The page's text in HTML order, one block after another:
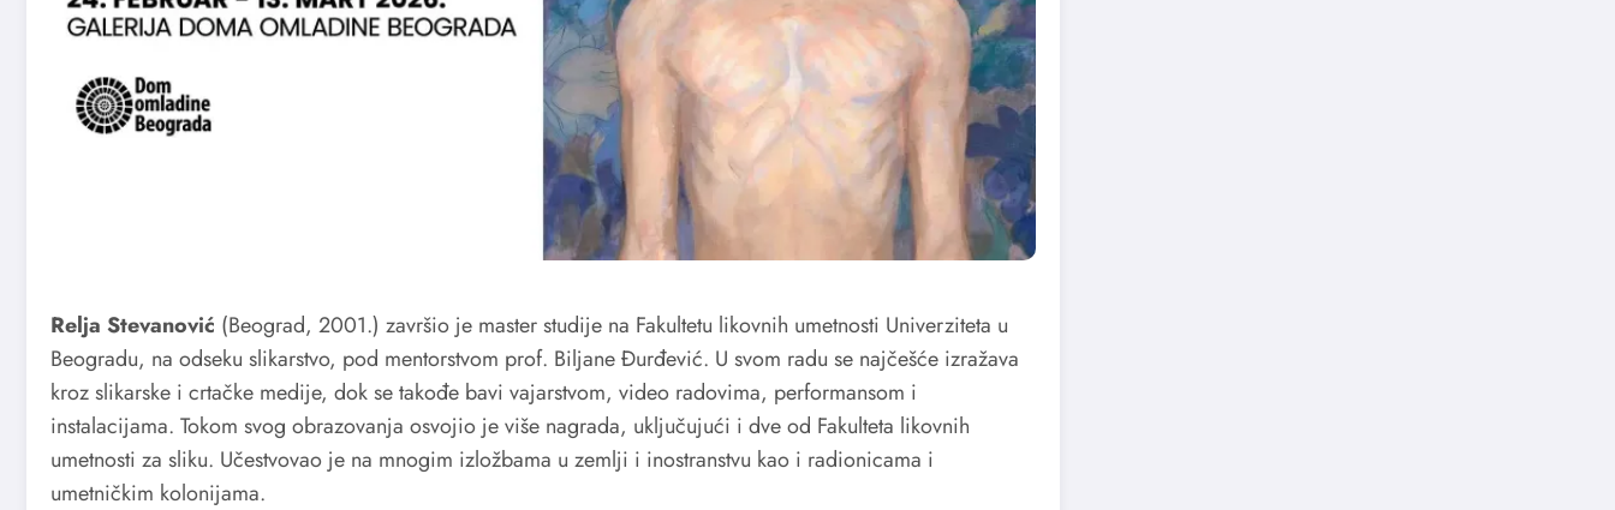
Relja Stevanović (Beograd, 2001.) završio je master studije na Fakultetu likovnih umetnosti Univerziteta u
Beogradu, na odseku slikarstvo, pod mentorstvom prof. Biljane Đurđević. U svom radu se najčešće izražava
kroz slikarske i crtačke medije, dok se takođe bavi vajarstvom, video radovima, performansom i
instalacijama. Tokom svog obrazovanja osvojio je više nagrada, uključujući i dve od Fakulteta likovnih
umetnosti za sliku. Učestvovao je na mnogim izložbama u zemlji i inostranstvu kao i radionicama i
umetničkim kolonijama.